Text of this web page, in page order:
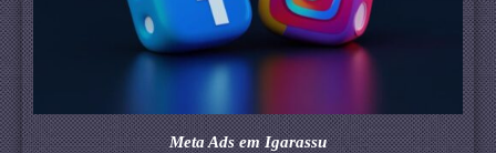
Meta Ads em Igarassu